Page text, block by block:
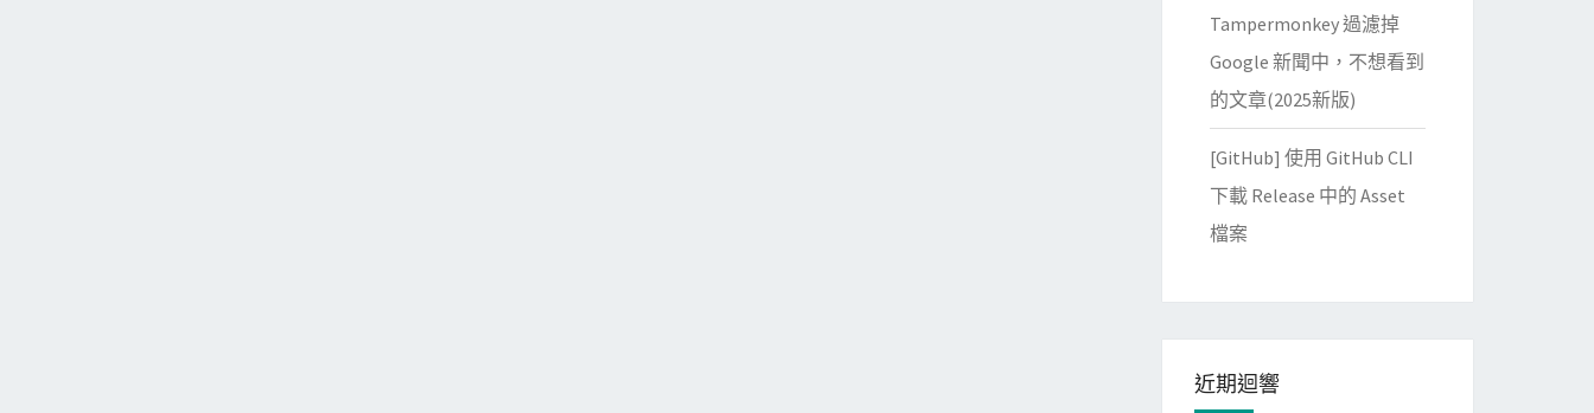
Tampermonkey 過濾掉
Google 新聞中，不想看到
的文章(2025新版)
[GitHub] 使用 GitHub CLI
下載 Release 中的 Asset
檔案
近期迴響